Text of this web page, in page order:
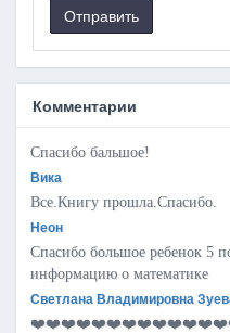
Отправить
Комментарии
Спасибо бальшое!
Вика
Все.Книгу прошла.Спасибо.
Неон
Спасибо большое ребенок 5
информацию о математике
Светлана Владимировна